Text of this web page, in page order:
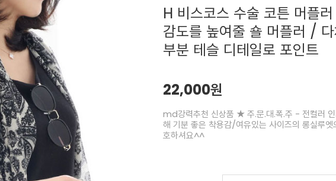
H 비스코스 수술 코튼 머플
감도를 높여줄 숄 머플러 /
부분 테슬 디테일로 포인트
22,000원
md강력추천 신상품 ★ 주.문.대.폭.주 - 전컬러
해 기분 좋은 착용감/여유있는 사이즈의 롱실루
호하셔요^^